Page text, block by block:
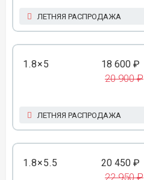
ЛЕТНЯЯ РАСПРОДАЖА
1.8×5 18 600 ₽
20 900 ₽
ЛЕТНЯЯ РАСПРОДАЖА
1.8×5.5 20 450 ₽
22 950 ₽